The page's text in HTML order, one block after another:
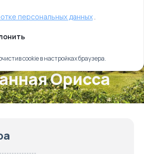
Орисса
персональных данных.
cookie в настройках браузера.